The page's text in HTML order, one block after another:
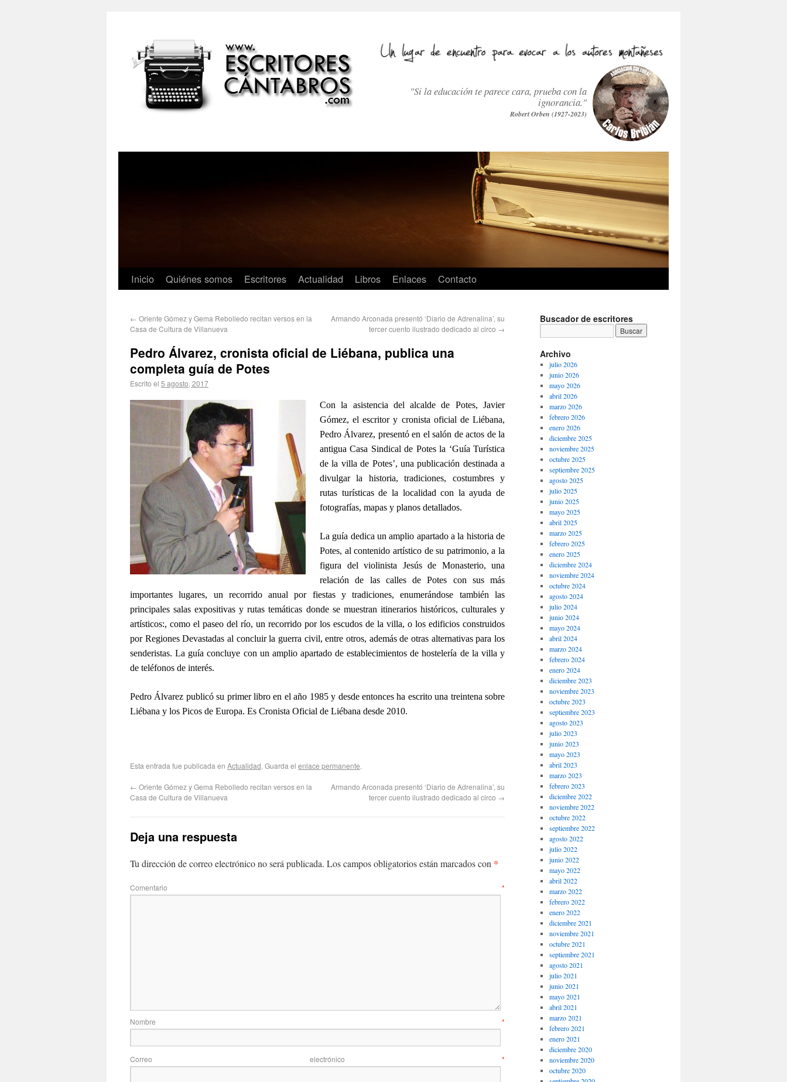
"Si la educación te parece cara, prueba con la
ignorancia."
Robert Orben (1927-2023)
Inicio Quiénes somos Escritores Actualidad Libros Enlaces Contacto
← Oriente Gómez y Gema Rebolledo recitan versos en la
Casa de Cultura de Villanueva
Armando Arconada presentó ‘Diario de Adrenalina’, su
tercer cuento ilustrado dedicado al circo →
Pedro Álvarez, cronista oficial de Liébana, publica una
completa guía de Potes
Escrito el 5 agosto, 2017
Con la asistencia del alcalde de Potes, Javier
Gómez, el escritor y cronista oficial de Liébana,
Pedro Álvarez, presentó en el salón de actos de la
antigua Casa Sindical de Potes la ‘Guía Turística
de la villa de Potes’, una publicación destinada a
divulgar la historia, tradiciones, costumbres y
rutas turísticas de la localidad con la ayuda de
fotografías, mapas y planos detallados.
La guía dedica un amplio apartado a la historia de
Potes, al contenido artístico de su patrimonio, a la
figura del violinista Jesús de Monasterio, una
relación de las calles de Potes con sus más
importantes lugares, un recorrido anual por fiestas y tradiciones, enumerándose también las
principales salas expositivas y rutas temáticas donde se muestran itinerarios históricos, culturales y
artísticos:, como el paseo del río, un recorrido por los escudos de la villa, o los edificios construidos
por Regiones Devastadas al concluir la guerra civil, entre otros, además de otras alternativas para los
senderistas. La guía concluye con un amplio apartado de establecimientos de hostelería de la villa y
de teléfonos de interés.
Pedro Álvarez publicó su primer libro en el año 1985 y desde entonces ha escrito una treintena sobre
Liébana y los Picos de Europa. Es Cronista Oficial de Liébana desde 2010.
Esta entrada fue publicada en Actualidad. Guarda el enlace permanente.
← Oriente Gómez y Gema Rebolledo recitan versos en la
Casa de Cultura de Villanueva
Armando Arconada presentó ‘Diario de Adrenalina’, su
tercer cuento ilustrado dedicado al circo →
Deja una respuesta
Tu dirección de correo electrónico no será publicada. Los campos obligatorios están marcados con *
Comentario *
Nombre *
Correo electrónico *
Buscador de escritores
Archivo
julio 2026
junio 2026
mayo 2026
abril 2026
marzo 2026
febrero 2026
enero 2026
diciembre 2025
noviembre 2025
octubre 2025
septiembre 2025
agosto 2025
julio 2025
junio 2025
mayo 2025
abril 2025
marzo 2025
febrero 2025
enero 2025
diciembre 2024
noviembre 2024
octubre 2024
agosto 2024
julio 2024
junio 2024
mayo 2024
abril 2024
marzo 2024
febrero 2024
enero 2024
diciembre 2023
noviembre 2023
octubre 2023
septiembre 2023
agosto 2023
julio 2023
junio 2023
mayo 2023
abril 2023
marzo 2023
febrero 2023
diciembre 2022
noviembre 2022
octubre 2022
septiembre 2022
agosto 2022
julio 2022
junio 2022
mayo 2022
abril 2022
marzo 2022
febrero 2022
enero 2022
diciembre 2021
noviembre 2021
octubre 2021
septiembre 2021
agosto 2021
julio 2021
junio 2021
mayo 2021
abril 2021
marzo 2021
febrero 2021
enero 2021
diciembre 2020
noviembre 2020
octubre 2020